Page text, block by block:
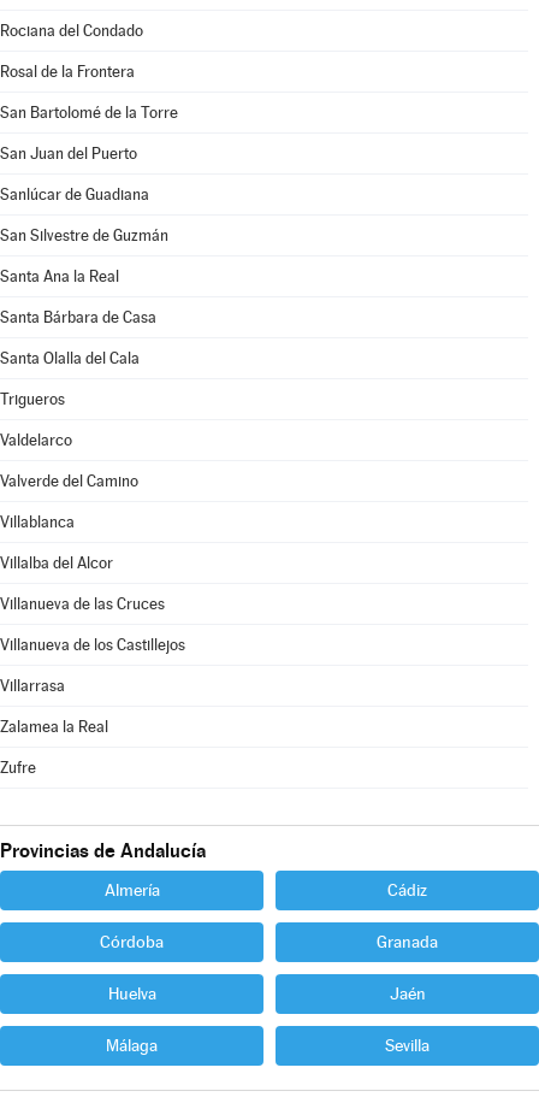
Rociana del Condado
Rosal de la Frontera
San Bartolomé de la Torre
San Juan del Puerto
Sanlúcar de Guadiana
San Silvestre de Guzmán
Santa Ana la Real
Santa Bárbara de Casa
Santa Olalla del Cala
Trigueros
Valdelarco
Valverde del Camino
Villablanca
Villalba del Alcor
Villanueva de las Cruces
Villanueva de los Castillejos
Villarrasa
Zalamea la Real
Zufre
Provincias de Andalucía
Almería Cádiz
Córdoba Granada
Huelva Jaén
Málaga Sevilla